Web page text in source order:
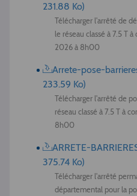
231.88 Ko)
Télécharger l'arrêté de
le réseau classé à 7.5 T
2026 à 8h00
Arrete-pose-
233.59 Ko)
Télécharger l'arrêté de
réseau classé à 7.5 T à
8h00
ARRETE-
375.74 Ko)
Télécharger l'arrêté
départemental pour la